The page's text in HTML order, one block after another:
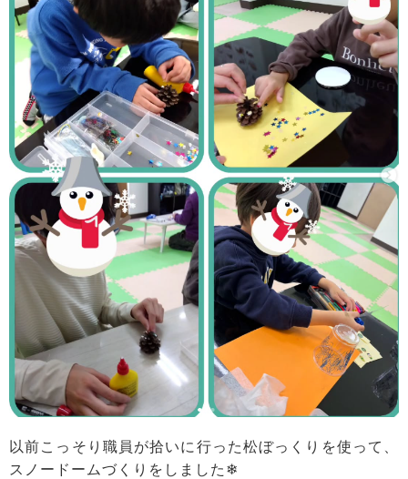
以前こっそり職員が拾いに行った松ぼっくりを使って、
スノードームづくりをしました❄